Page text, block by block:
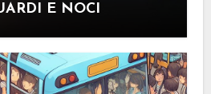
E NOCI